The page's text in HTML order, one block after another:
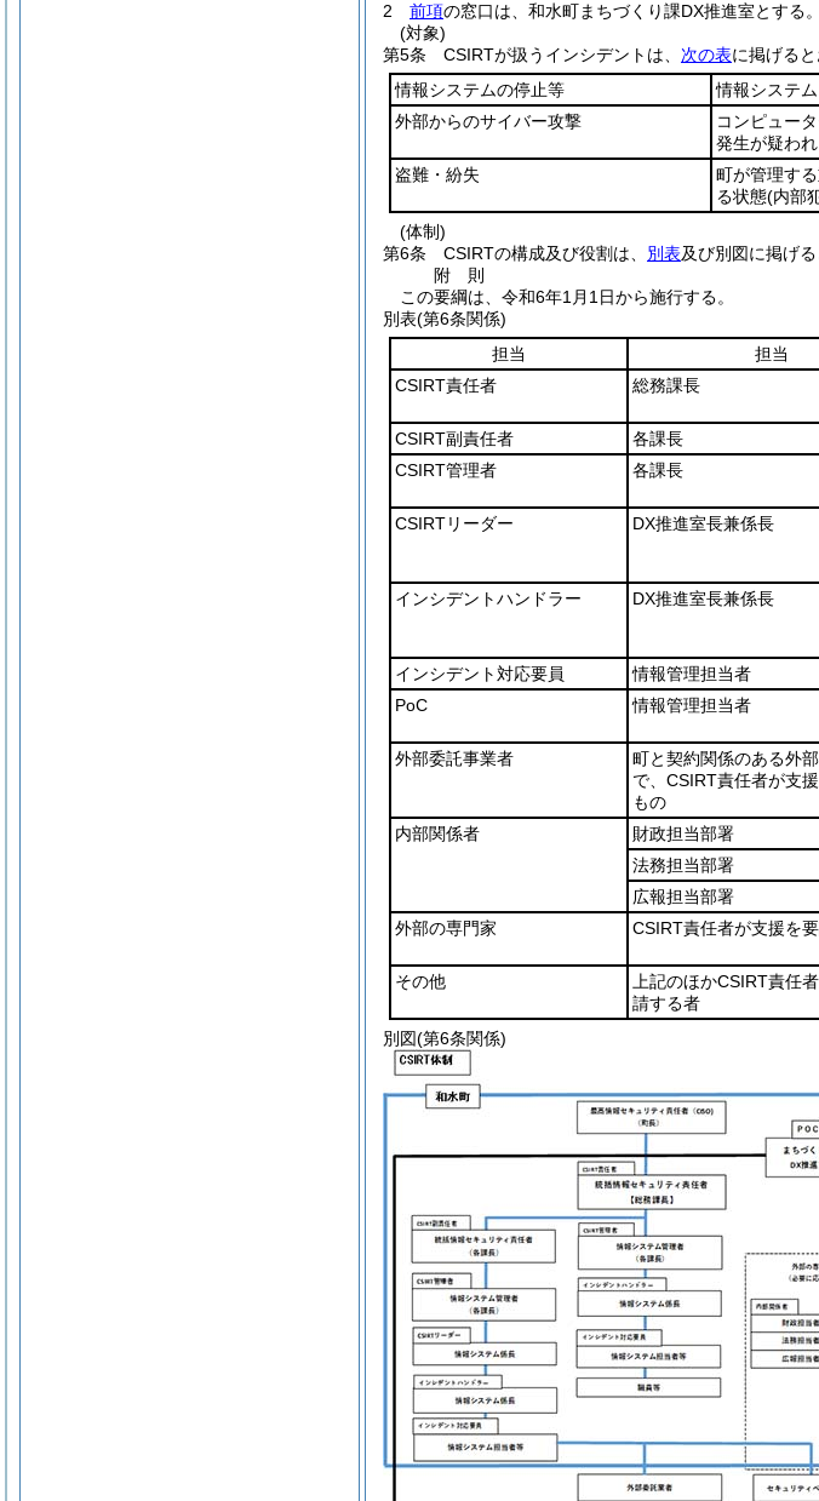
2
前項の窓口は、和水町まちづくり課DX推進室とする。
(対象)
第5条
CSIRTが扱うインシデントは、 次の表に掲げると
情報システムの停止等
情報システ
外部からのサイバー攻撃
コンピュー
発生が疑わ
盗難・紛失
町が管理す
る状態(内部
(体制)
第6条
CSIRTの構成及び役割は、 別表及び別図に掲げる
附 則
この要綱は、令和6年1月1日から施行する。
別表(第6条関係)
担当
担当
CSIRT責任者
総務課長
CSIRT副責任者
各課長
CSIRT管理者
各課長
CSIRTリーダー
DX推進室長兼係長
インシデントハンドラー
DX推進室長兼係長
インシデント対応要員
情報管理担当者
PoC
情報管理担当者
外部委託事業者
町と契約関係のある外
で、CSIRT責任者が支
もの
内部関係者 財政担当部署
法務担当部署
広報担当部署
外部の専門家
CSIRT責任者が支援を
その他
上記のほかCSIRT責任
請する者
別図(第6条関係)